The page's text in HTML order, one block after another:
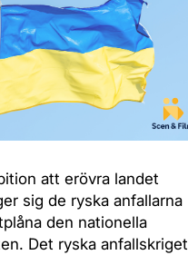
att erövra landet
sig de ryska anfallarna
den nationella
Det ryska anfallskriget